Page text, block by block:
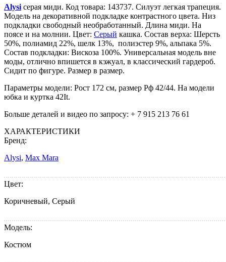
Alysi cерая миди. Код товара: 143737. Cилуэт легкая трапеция.
Модель на декоративной подкладке контрастного цвета. Низ
подкладки свободный необработанный. Длина миди. На
поясе и на молнии. Цвет: Серый кашка. Состав верха: Шерсть
50%, полиамид 22%, шелк 13%, полиэстер 9%, альпака 5%.
Cостав подкладки: Вискоза 100%. Универсальная модель вне
моды, отлично впишется в кэжуал, в классический гардероб.
Сидит по фигуре. Размер в размер.
Параметры модели: Рост 172 см, размер Рф 42/44. На модели
юбка и куртка 42It.
Больше деталей и видео по запросу: + 7 915 213 76 61
ХАРАКТЕРИСТИКИ
Бренд:
Alysi, Max Mara
Цвет:
Коричневый, Серый
Модель:
Костюм